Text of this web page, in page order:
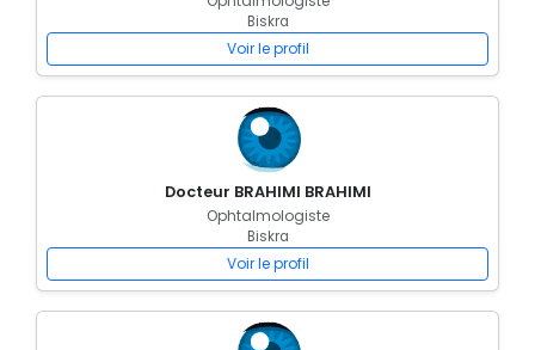
Biskra
Voir le profil
Docteur BRAHIMI BRAHIMI
Ophtalmologiste
Biskra
Voir le profil